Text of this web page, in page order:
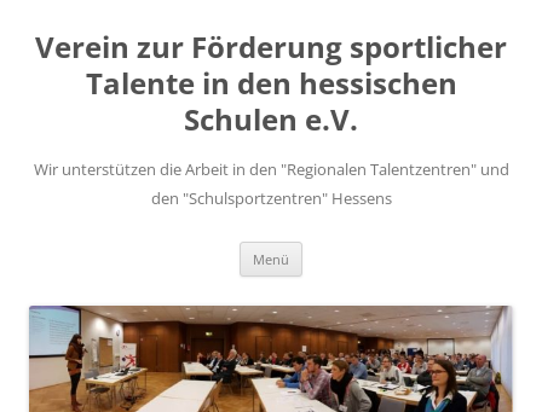
springen
Verein zur Förderung sportlicher
Talente in den hessischen
Schulen e.V.
Wir unterstützen die Arbeit in den "Regionalen Talentzentren" und
den "Schulsportzentren" Hessens
Menü